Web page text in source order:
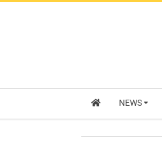
NEWS